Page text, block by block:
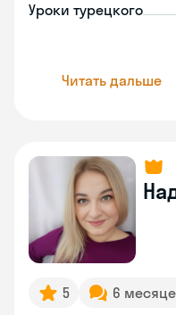
Уроки турецкого
Читать дальше
5 6